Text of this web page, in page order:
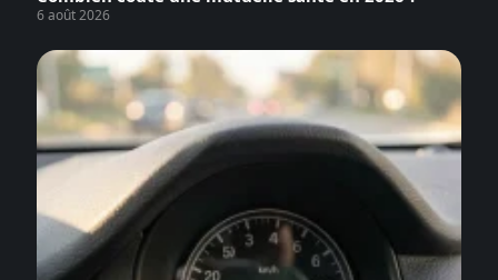
6 août 2026